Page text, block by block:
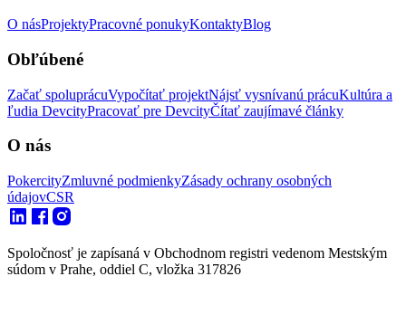
O násProjektyPracovné ponukyKontaktyBlog
Obľúbené
Začať spoluprácuVypočítať projektNájsť vysnívanú prácuKultúra a
ľudia DevcityPracovať pre DevcityČítať zaujímavé články
O nás
PokercityZmluvné podmienkyZásady ochrany osobných
údajovCSR
Spoločnosť je zapísaná v Obchodnom registri vedenom Mestským
súdom v Prahe, oddiel C, vložka 317826